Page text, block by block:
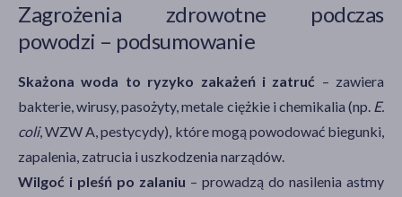
Zagrożenia zdrowotne podczas
powodzi – podsumowanie
Skażona woda to ryzyko zakażeń i zatruć – zawiera
bakterie, wirusy, pasożyty, metale ciężkie i chemikalia (np. E.
coli, WZW A, pestycydy), które mogą powodować biegunki,
zapalenia, zatrucia i uszkodzenia narządów.
Wilgoć i pleśń po zalaniu – prowadzą do nasilenia astmy